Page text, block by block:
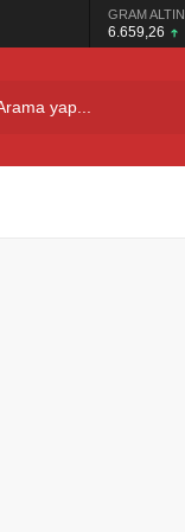
GRAM ALTIN
6.659,26